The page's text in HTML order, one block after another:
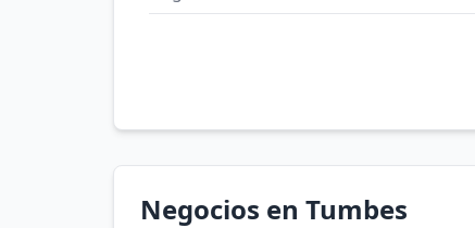
Negocios en Tumbes